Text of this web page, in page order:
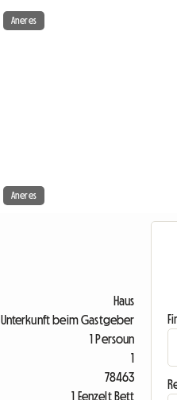
Aneres
Aneres
Haus
Unterkunft beim Gastgeber
1 Persoun
1
78463
1 Eenzelt Bett